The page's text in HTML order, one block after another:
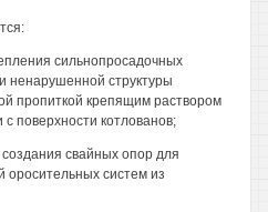
сильнопросадочных
ненарушенной структуры
пропиткой крепящим раствором
поверхности котлованов;
свайных опор для
оросительных систем из